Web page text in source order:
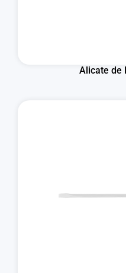
Alicate de